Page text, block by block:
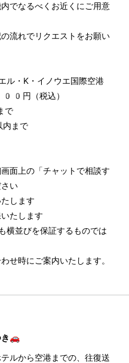
でなるべくお近くにご用意
流れでリクエストをお願い
・K・イノウエ国際空港
円（税込）
で
内まで
面上の「チャットで相談す
い
します
たします
横並びを保証するものでは
せ時にご案内いたします。
き🚗
ルから空港までの、往復送